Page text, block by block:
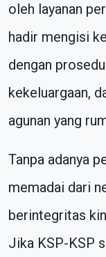
oleh layanan
hadir mengisi
dengan
kekeluargaan,
agunan yang
Tanpa adanya
memadai dari
berintegritas
Jika KSP-KSP